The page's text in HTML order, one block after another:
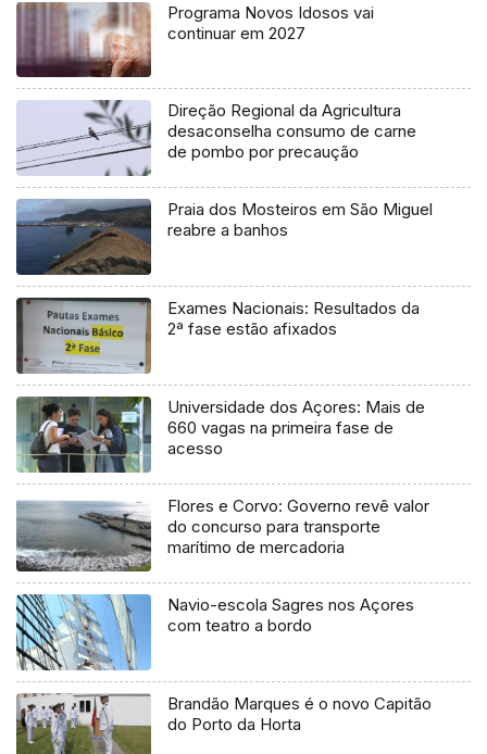
Programa Novos Idosos vai
continuar em 2027
Direção Regional da Agricultura
desaconselha consumo de carne
de pombo por precaução
Praia dos Mosteiros em São Miguel
reabre a banhos
Exames Nacionais: Resultados da
2ª fase estão afixados
Universidade dos Açores: Mais de
660 vagas na primeira fase de
acesso
Flores e Corvo: Governo revê valor
do concurso para transporte
marítimo de mercadoria
Navio-escola Sagres nos Açores
com teatro a bordo
Brandão Marques é o novo Capitão
do Porto da Horta